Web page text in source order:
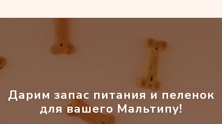
Дарим запас питания и пеленок
для вашего Мальтипу!